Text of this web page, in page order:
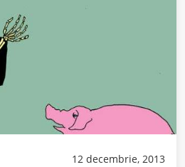
12 decembrie, 2013